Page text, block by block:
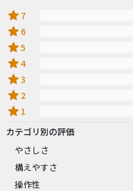
star 7
star 6
star5
star4
star3
star 2
star 1
カテゴリ別の評価
やさしさ
構えやすさ
操作性